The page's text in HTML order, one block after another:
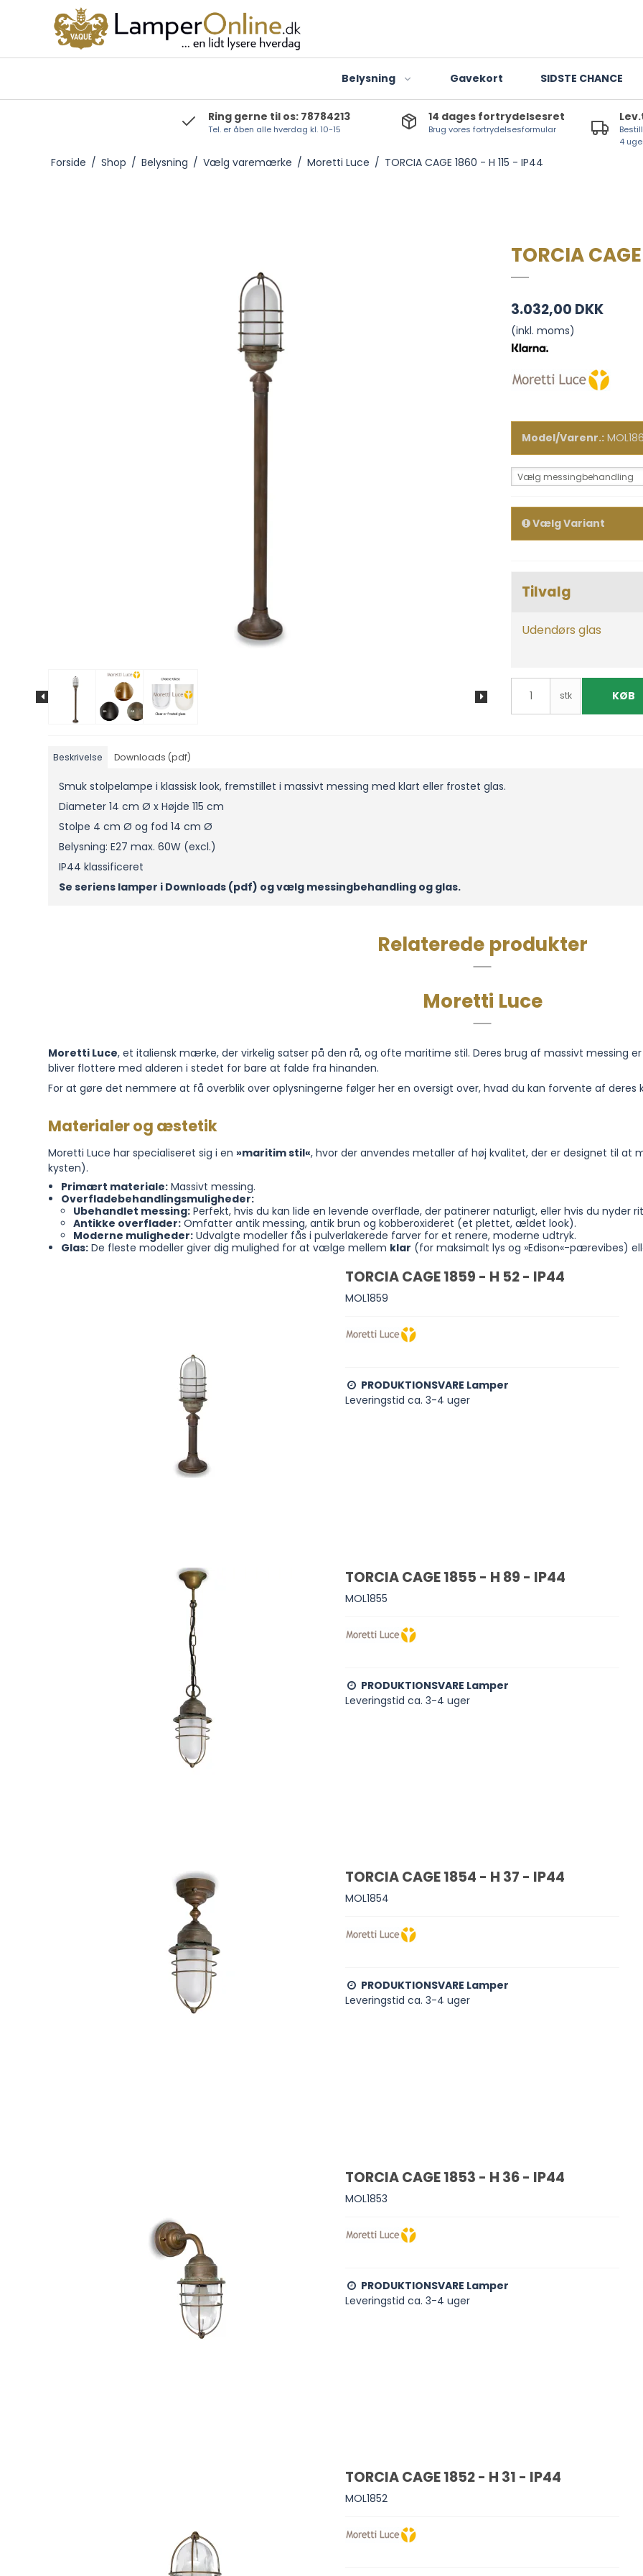
Belysning
Moretti Luce
Udendørslamper
Gavekort SIDSTE CHANCE
Ring gerne til os: 78784213
Tel. er åben alle hverdag kl. 10-15
14 dages fortrydelsesret
Brug vores fortrydelsesformular
4
Forside / Shop / Belysning / Vælg varemærke / Moretti Luce / TORCIA CAGE 1860 - H 115 - IP44
TORCIA
3.032,00 DKK
(inkl. moms)
Model/Varenr.:
Vælg messingbehandling
Vælg Variant
Tilvalg
Udendørs glas
stk KØB
Beskrivelse Downloads (pdf)
Smuk stolpelampe i klassisk look, fremstillet i massivt messing med klart eller frostet glas.
Diameter 14 cm Ø x Højde 115 cm
Stolpe 4 cm Ø og fod 14 cm Ø
Belysning: E27 max. 60W (excl.)
IP44 klassificeret
Se seriens lamper i Downloads (pdf) og vælg messingbehandling og glas.
Relaterede produkter
Moretti Luce
Moretti Luce, et italiensk mærke, der virkelig satser på den rå, og ofte maritime stil. Deres brug af massivt messing
bliver flottere med alderen i stedet for bare at falde fra hinanden.
For at gøre det nemmere at få overblik over oplysningerne følger her en oversigt over, hvad du kan forvente af deres
Materialer og æstetik
Moretti Luce har specialiseret sig i en »maritim stil«, hvor der anvendes metaller af høj kvalitet, der er designet til
kysten).
Primært materiale:Massivt messing.
Overfladebehandlingsmuligheder:
Ubehandlet messing: Perfekt, hvis du kan lide en levende overflade, der patinerer naturligt, eller hvis du nyder
Antikke overflader: Omfatter antik messing, antik brun og kobberoxideret (et plettet, ældet look).
Moderne muligheder: Udvalgte modeller fås i pulverlakerede farver for et renere, moderne udtryk.
Glas:De fleste modeller giver dig mulighed for at vælge mellem klar (for maksimalt lys og »Edison«-pærevibes)
TORCIA CAGE 1859 - H 52 - IP44
MOL1859
PRODUKTIONSVARE Lamper
Leveringstid ca. 3-4 uger
TORCIA CAGE 1855 - H 89 - IP44
MOL1855
PRODUKTIONSVARE Lamper
Leveringstid ca. 3-4 uger
TORCIA CAGE 1854 - H 37 - IP44
MOL1854
PRODUKTIONSVARE Lamper
Leveringstid ca. 3-4 uger
TORCIA CAGE 1853 - H 36 - IP44
MOL1853
PRODUKTIONSVARE Lamper
Leveringstid ca. 3-4 uger
TORCIA CAGE 1852 - H 31 - IP44
MOL1852